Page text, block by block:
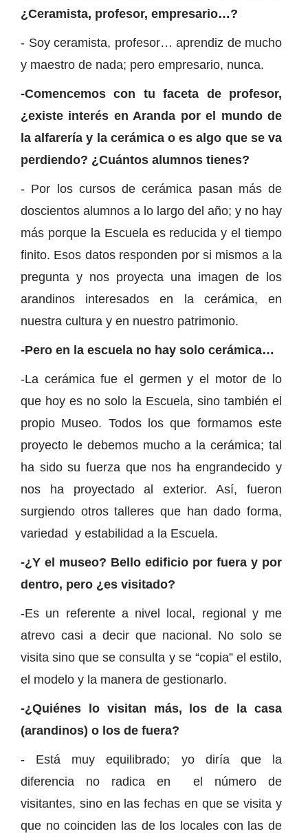
¿Ceramista, profesor, empresario…?
- Soy ceramista, profesor… aprendiz de mucho
y maestro de nada; pero empresario, nunca.
-Comencemos con tu faceta de profesor,
¿existe interés en Aranda por el mundo de
la alfarería y la cerámica o es algo que se va
perdiendo? ¿Cuántos alumnos tienes?
- Por los cursos de cerámica pasan más de
doscientos alumnos a lo largo del año; y no hay
más porque la Escuela es reducida y el tiempo
finito. Esos datos responden por si mismos a la
pregunta y nos proyecta una imagen de los
arandinos interesados en la cerámica, en
nuestra cultura y en nuestro patrimonio.
-Pero en la escuela no hay solo cerámica…
-La cerámica fue el germen y el motor de lo
que hoy es no solo la Escuela, sino también el
propio Museo. Todos los que formamos este
proyecto le debemos mucho a la cerámica; tal
ha sido su fuerza que nos ha engrandecido y
nos ha proyectado al exterior. Así, fueron
surgiendo otros talleres que han dado forma,
variedad y estabilidad a la Escuela.
-¿Y el museo? Bello edificio por fuera y por
dentro, pero ¿es visitado?
-Es un referente a nivel local, regional y me
atrevo casi a decir que nacional. No solo se
visita sino que se consulta y se “copia” el estilo,
el modelo y la manera de gestionarlo.
-¿Quiénes lo visitan más, los de la casa
(arandinos) o los de fuera?
- Está muy equilibrado; yo diría que la
diferencia no radica en el número de
visitantes, sino en las fechas en que se visita y
que no coinciden las de los locales con las de